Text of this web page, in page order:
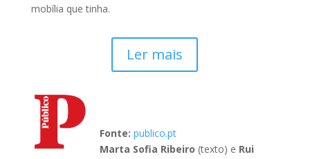
mobília que tinha.
Ler mais
Fonte: publico.pt
Marta Sofia Ribeiro (texto) e Rui